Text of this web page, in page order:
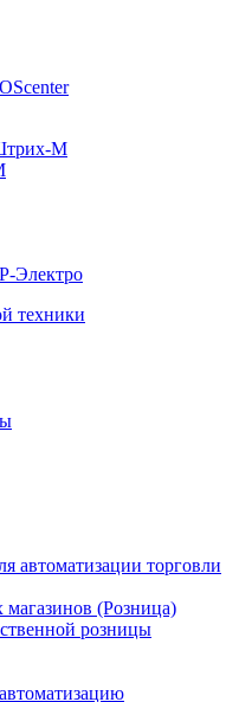
М
Электро
техники
автоматизации торговли
(Розница)
розницы